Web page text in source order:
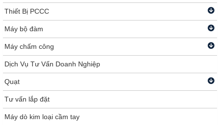
Thiết Bị PCCC
Máy bộ đàm
Máy chấm công
Dịch Vụ Tư Vấn Doanh Nghiệp
Quạt
Tư vấn lắp đặt
Máy dò kim loại cầm tay